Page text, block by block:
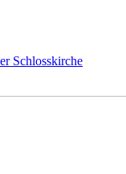
Schlosskirche